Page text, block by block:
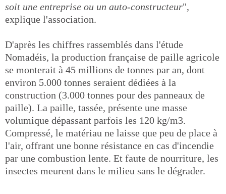
soit une entreprise ou un auto-constructeur",
explique l'association.
D'après les chiffres rassemblés dans l'étude
Nomadéis, la production française de paille agricole
se monterait à 45 millions de tonnes par an, dont
environ 5.000 tonnes seraient dédiées à la
construction (3.000 tonnes pour des panneaux de
paille). La paille, tassée, présente une masse
volumique dépassant parfois les 120 kg/m3.
Compressé, le matériau ne laisse que peu de place à
l'air, offrant une bonne résistance en cas d'incendie
par une combustion lente. Et faute de nourriture, les
insectes meurent dans le milieu sans le dégrader.